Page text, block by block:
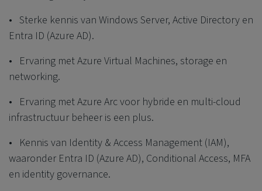
• Sterke kennis van Windows Server, Active Directory en
Entra ID (Azure AD).
• Ervaring met Azure Virtual Machines, storage en
networking.
• Ervaring met Azure Arc voor hybride en multi-cloud
infrastructuur beheer is een plus.
• Kennis van Identity & Access Management (IAM),
waaronder Entra ID (Azure AD), Conditional Access, MFA
en identity governance.